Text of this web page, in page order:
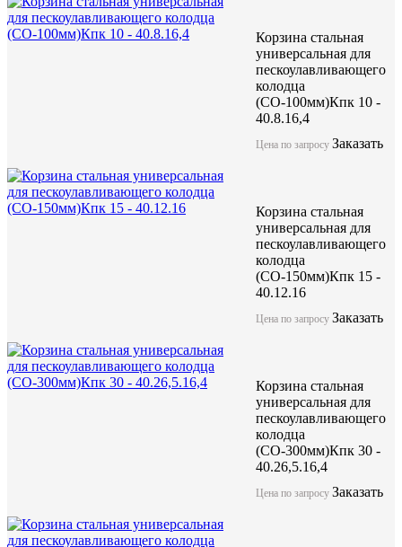
Корзина стальная
универсальная для
пескоулавливающего
колодца
(СО-100мм)Кпк 10 -
40.8.16,4
Цена по запросу Заказать
Корзина стальная
универсальная для
пескоулавливающего
колодца
(СО-150мм)Кпк 15 -
40.12.16
Цена по запросу Заказать
Корзина стальная
универсальная для
пескоулавливающего
колодца
(СО-300мм)Кпк 30 -
40.26,5.16,4
Цена по запросу Заказать